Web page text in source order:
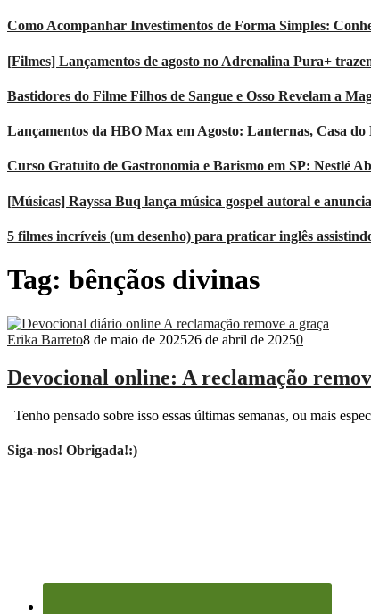
Como Acompanhar Investimentos de Forma Simples:
[Filmes] Lançamentos de agosto no Adrenalina Pura+
Bastidores do Filme Filhos de Sangue e Osso Revelam a
Lançamentos da HBO Max em Agosto: Lanternas, Casa
Curso Gratuito de Gastronomia e Barismo em SP: Nestlé
[Músicas] Rayssa Buq lança música gospel autoral e
5 filmes incríveis (um desenho) para praticar inglês
Tag: bênçãos divinas
Erika Barreto8 de maio de 202526 de abril de 20250
Devocional online: A reclamação
Tenho pensado sobre isso essas últimas semanas, ou mais
Siga-nos! Obrigada!:)